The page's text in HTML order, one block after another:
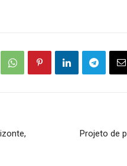
Projeto de